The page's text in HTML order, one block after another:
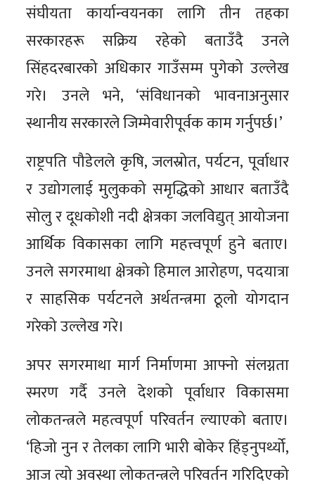
संघीयता कार्यान्वयनका लागि तीन तहका
सरकारहरू सक्रिय रहेको बताउँदै उनले
सिंहदरबारको अधिकार गाउँसम्म पुगेको उल्लेख
गरे। उनले भने, ‘संविधानको भावनाअनुसार
स्थानीय सरकारले जिम्मेवारीपूर्वक काम गर्नुपर्छ।’
राष्ट्रपति पौडेलले कृषि, जलस्रोत, पर्यटन, पूर्वाधार
र उद्योगलाई मुलुकको समृद्धिको आधार बताउँदै
सोलु र दूधकोशी नदी क्षेत्रका जलविद्युत् आयोजना
आर्थिक विकासका लागि महत्त्वपूर्ण हुने बताए।
उनले सगरमाथा क्षेत्रको हिमाल आरोहण, पदयात्रा
र साहसिक पर्यटनले अर्थतन्त्रमा ठूलो योगदान
गरेको उल्लेख गरे।
अपर सगरमाथा मार्ग निर्माणमा आफ्नो संलग्नता
स्मरण गर्दै उनले देशको पूर्वाधार विकासमा
लोकतन्त्रले महत्वपूर्ण परिवर्तन ल्याएको बताए।
‘हिजो नुन र तेलका लागि भारी बोकेर हिंड्नुपर्थ्यो,
आज त्यो अवस्था लोकतन्त्रले परिवर्तन गरिदिएको